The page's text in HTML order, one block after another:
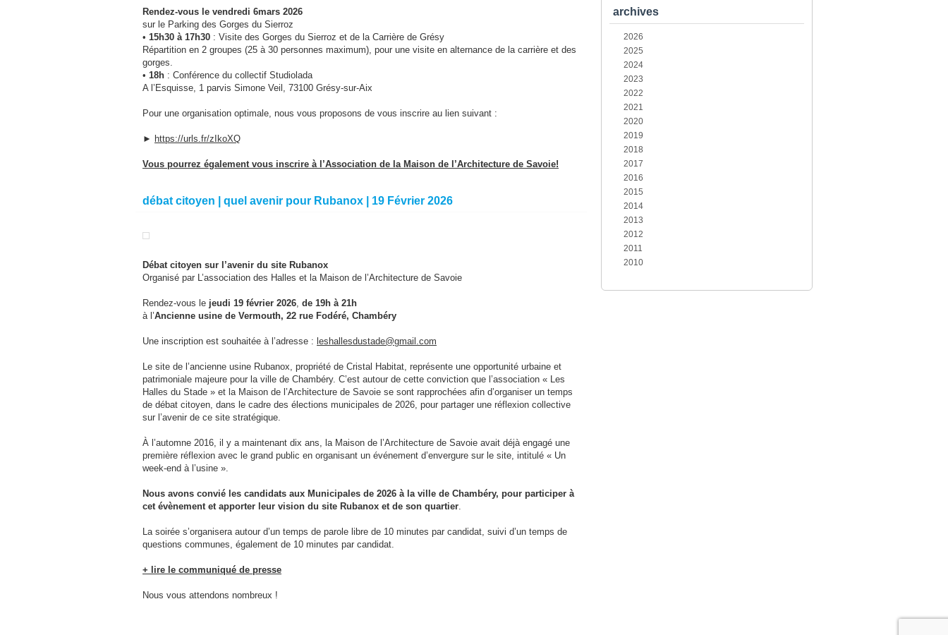
Rendez-vous le vendredi 6mars 2026
sur le Parking des Gorges du Sierroz
• 15h30 à 17h30 : Visite des Gorges du Sierroz et de la Carrière de Grésy
Répartition en 2 groupes (25 à 30 personnes maximum), pour une visite en alternance de la carrière et des
gorges.
• 18h : Conférence du collectif Studiolada
A l’Esquisse, 1 parvis Simone Veil, 73100 Grésy-sur-Aix
Pour une organisation optimale, nous vous proposons de vous inscrire au lien suivant :
► https://urls.fr/zIkoXQ
Vous pourrez également vous inscrire à l’Association de la Maison de l’Architecture de Savoie!
débat citoyen | quel avenir pour Rubanox | 19 Février 2026
Débat citoyen sur l’avenir du site Rubanox
Organisé par L’association des Halles et la Maison de l’Architecture de Savoie
Rendez-vous le jeudi 19 février 2026, de 19h à 21h
à l’Ancienne usine de Vermouth, 22 rue Fodéré, Chambéry
Une inscription est souhaitée à l’adresse : leshallesdustade@gmail.com
Le site de l’ancienne usine Rubanox, propriété de Cristal Habitat, représente une opportunité urbaine et
patrimoniale majeure pour la ville de Chambéry. C’est autour de cette conviction que l’association « Les
Halles du Stade » et la Maison de l’Architecture de Savoie se sont rapprochées afin d’organiser un temps
de débat citoyen, dans le cadre des élections municipales de 2026, pour partager une réflexion collective
sur l’avenir de ce site stratégique.
À l’automne 2016, il y a maintenant dix ans, la Maison de l’Architecture de Savoie avait déjà engagé une
première réflexion avec le grand public en organisant un événement d’envergure sur le site, intitulé « Un
week-end à l’usine ».
Nous avons convié les candidats aux Municipales de 2026 à la ville de Chambéry, pour participer à
cet évènement et apporter leur vision du site Rubanox et de son quartier.
La soirée s’organisera autour d’un temps de parole libre de 10 minutes par candidat, suivi d’un temps de
questions communes, également de 10 minutes par candidat.
+ lire le communiqué de presse
Nous vous attendons nombreux !
archives
2026
2025
2024
2023
2022
2021
2020
2019
2018
2017
2016
2015
2014
2013
2012
2011
2010